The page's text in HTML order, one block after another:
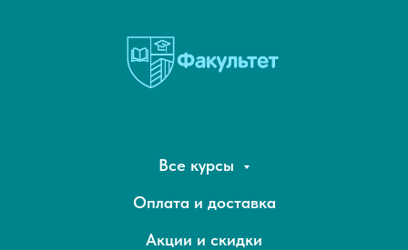
Все курсы
Оплата и доставка
Акции и скидки